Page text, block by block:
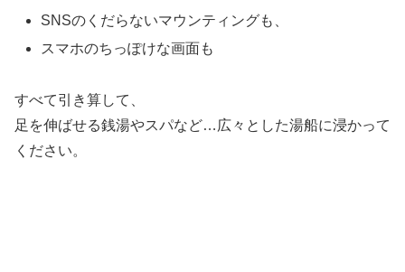
SNSのくだらないマウンティングも、
スマホのちっぽけな画面も
すべて引き算して、
足を伸ばせる銭湯やスパなど…広々とした湯船に浸かって
ください。